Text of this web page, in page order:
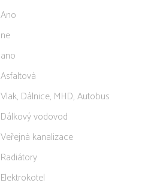
Ano
ne
ano
Asfaltová
Vlak, Dálnice, MHD, Autobus
Dálkový vodovod
Veřejná kanalizace
Radiátory
Elektrokotel